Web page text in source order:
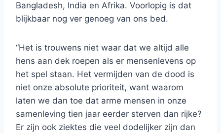
Bangladesh, India en Afrika. Voorlopig is dat
blijkbaar nog ver genoeg van ons bed.
“Het is trouwens niet waar dat we altijd alle
hens aan dek roepen als er mensenlevens op
het spel staan. Het vermijden van de dood is
niet onze absolute prioriteit, want waarom
laten we dan toe dat arme mensen in onze
samenleving tien jaar eerder sterven dan rijke?
Er zijn ook ziektes die veel dodelijker zijn dan